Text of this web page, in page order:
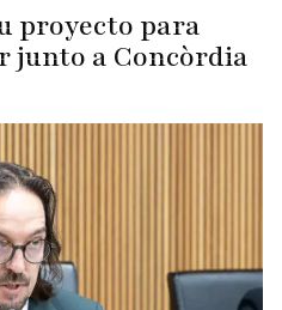
proyecto para
a Concòrdia